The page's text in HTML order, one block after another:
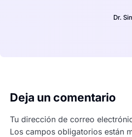
Dr.
Deja un comentario
Tu dirección de correo
Los campos obligatorios están